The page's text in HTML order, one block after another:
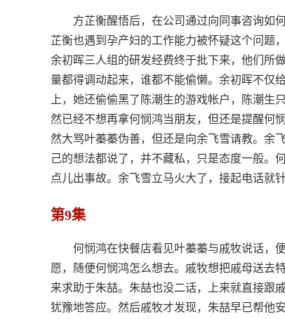
方芷衡醒悟后，在公司通过向同事咨询如
芷衡也遇到孕产妇的工作能力被怀疑这个问题
余初晖三人组的研发经费终于批下来，他们所
量都得调动起来，谁都不能偷懒。余初晖不仅
上，她还偷偷黑了陈潮生的游戏帐户，陈潮
然已经不想再拿何悯鸿当朋友，但还是提醒何
然大骂叶蓁蓁伪善，但还是向余飞雪请教。余
己的想法都说了，并不藏私，只是态度一般。
点儿出事故。余飞雪立马火大了，接起电话就
第9集
何悯鸿在快餐店看见叶蓁蓁与戚牧说话，
愿，随便何悯鸿怎么想去。戚牧想把戚母送去
来求助于朱喆。朱喆也没二话，上来就直接跟
犹豫地答应。然后戚牧才发现，朱喆早已帮他